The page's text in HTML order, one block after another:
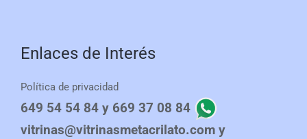
Enlaces de Interés
Política de privacidad
649 54 54 84 y 669 37 08 84
vitrinas@vitrinasmetacrilato.com y